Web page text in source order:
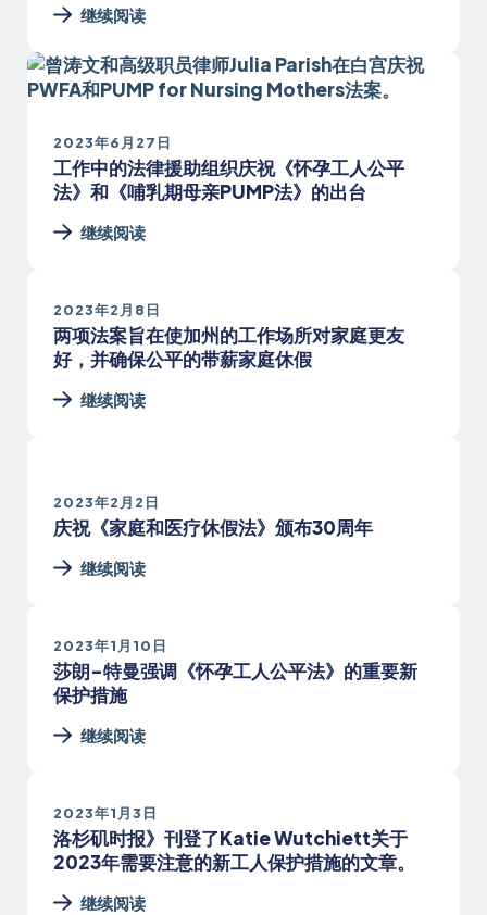
继续阅读
2023年6月27日
工作中的法律援助组织庆祝《怀孕工人公平
法》和《哺乳期母亲PUMP法》的出台
继续阅读
2023年2月8日
两项法案旨在使加州的工作场所对家庭更友
好，并确保公平的带薪家庭休假
继续阅读
2023年2月2日
庆祝《家庭和医疗休假法》颁布30周年
继续阅读
2023年1月10日
莎朗-特曼强调《怀孕工人公平法》的重要新
保护措施
继续阅读
2023年1月3日
洛杉矶时报》刊登了Katie Wutchiett关于
2023年需要注意的新工人保护措施的文章。
继续阅读